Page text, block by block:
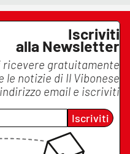
Iscriviti
alla Newsletter
ricevere gratuitamente
le notizie di Il Vibonese
email e iscriviti
Iscriviti